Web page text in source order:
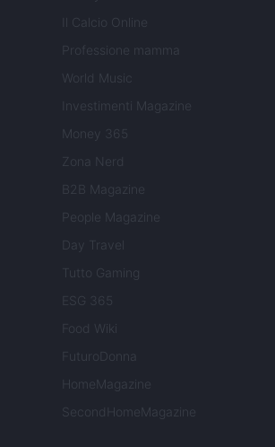
Il Calcio Online
Professione mamma
World Music
Investimenti Magazine
Money 365
Zona Nerd
B2B Magazine
People Magazine
Day Travel
Tutto Gaming
ESG 365
Food Wiki
FuturoDonna
HomeMagazine
SecondHomeMagazine